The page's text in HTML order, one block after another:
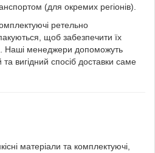
(для окремих регіонів).
ретельно
щоб забезпечити їх
Наші менеджери допоможуть
та вигідний спосіб доставки саме
матеріали та комплектуючі,